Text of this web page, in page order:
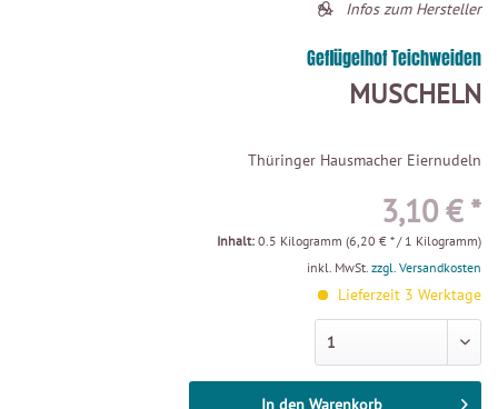
Infos zum Hersteller
Geflügelhof Teichweiden
MUSCHELN
Thüringer Hausmacher Eiernudeln
3,10 € *
Inhalt: 0.5 Kilogramm (6,20 € * / 1 Kilogramm)
inkl. MwSt. zzgl. Versandkosten
Lieferzeit 3 Werktage
In den Warenkorb